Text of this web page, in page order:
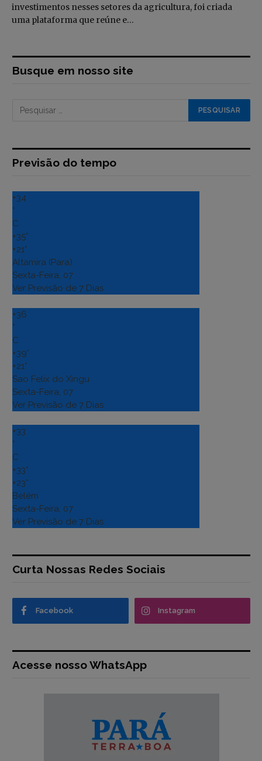
investimentos nesses setores da agricultura, foi criada
uma plataforma que reúne e…
Busque em nosso site
Previsão do tempo
+34
°
C
+35°
+21°
Altamira (Para)
Sexta-Feira, 07
Ver Previsão de 7 Dias
+36
°
C
+39°
+21°
Sao Felix do Xingu
Sexta-Feira, 07
Ver Previsão de 7 Dias
+33
°
C
+33°
+23°
Belém
Sexta-Feira, 07
Ver Previsão de 7 Dias
Curta Nossas Redes Sociais
Facebook Instagram
Acesse nosso WhatsApp